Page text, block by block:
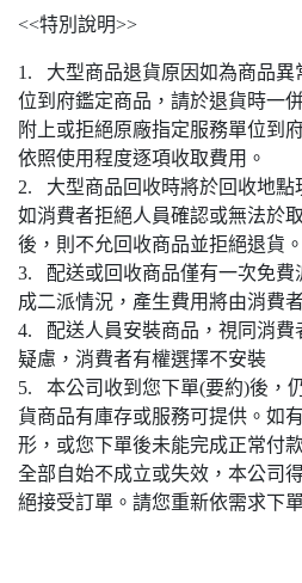
<<特別說明>>
1. 大型商品退貨原因如為商品異
位到府鑑定商品，請於退貨時一
附上或拒絕原廠指定服務單位到
依照使用程度逐項收取費用。
2. 大型商品回收時將於回收地點
如消費者拒絕人員確認或無法於
後，則不允回收商品並拒絕退貨。
3. 配送或回收商品僅有一次免費
成二派情況，產生費用將由消費
4. 配送人員安裝商品，視同消費
疑慮，消費者有權選擇不安裝
5. 本公司收到您下單(要約)後，
貨商品有庫存或服務可提供。如
形，或您下單後未能完成正常付
全部自始不成立或失效，本公司
絕接受訂單。請您重新依需求下